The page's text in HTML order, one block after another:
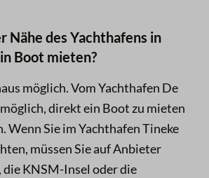
Nähe des Yachthafens in
Boot mieten?
möglich. Vom Yachthafen De
direkt ein Boot zu mieten
Wenn Sie im Yachthafen Tineke
müssen Sie auf Anbieter
die KNSM-Insel oder die